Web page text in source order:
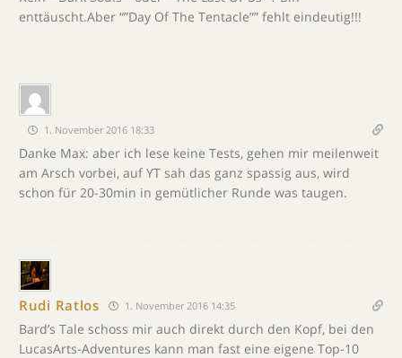
enttäuscht.Aber “”Day Of The Tentacle”” fehlt eindeutig!!!
1. November 2016 18:33
Danke Max: aber ich lese keine Tests, gehen mir meilenweit
am Arsch vorbei, auf YT sah das ganz spassig aus, wird
schon für 20-30min in gemütlicher Runde was taugen.
Rudi Ratlos 1. November 2016 14:35
Bard’s Tale schoss mir auch direkt durch den Kopf, bei den
LucasArts-Adventures kann man fast eine eigene Top-10